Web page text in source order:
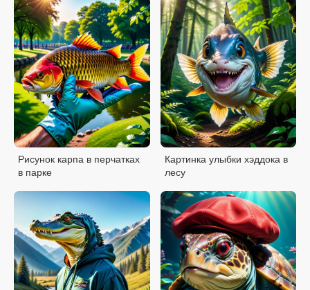
Рисунок карпа в перчатках
в парке
Картинка улыбки хэддока в
лесу